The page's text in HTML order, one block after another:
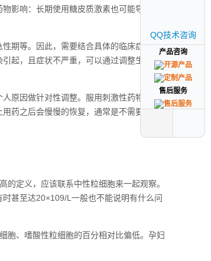
影响：长期使用糖皮质激素也可能导致淋巴
期等。因此，需要结合具体的临床症状和其
起，且症状不严重，可以通过调整生活习惯
原因做针对性调整。服用刺激性药物：如果
药之后会慢慢的恢复，通常是不需要做特殊
定义，应该联系中性粒细胞来一起观察。
甚至达20×109/L一般也不能说明有什么问
胞、嗜酸性粒细胞的百分相对比偏低。孕妇
QQ技术咨询
产品咨询
售后服务
QQ技术咨询
产品咨询
售后服务